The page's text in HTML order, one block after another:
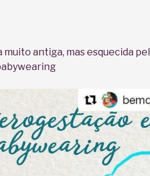
antiga, mas esquecida